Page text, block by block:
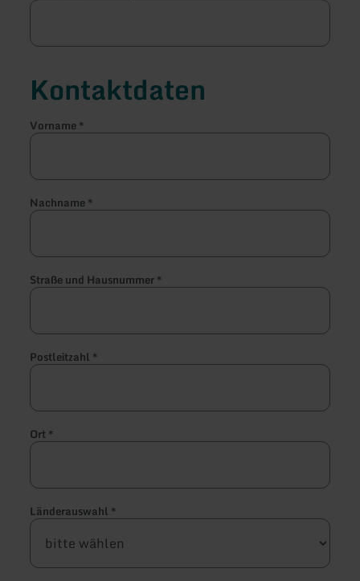
Kontaktdaten
Vorname*
Nachname*
Straße und Hausnummer*
Postleitzahl *
Ort*
Länderauswahl *